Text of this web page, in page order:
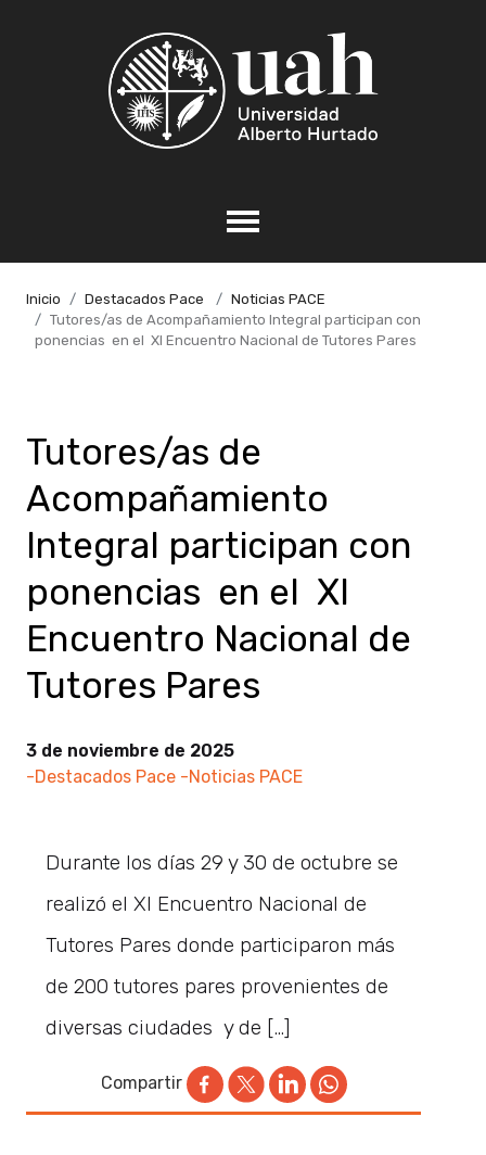
Inicio Destacados Pace
Noticias PACE
Tutores/as de Acompañamiento Integral participan con
ponencias en el XI Encuentro Nacional de Tutores Pares
Tutores/as de
Acompañamiento
Integral participan con
ponencias en el XI
Encuentro Nacional de
Tutores Pares
3 de noviembre de 2025
-Destacados Pace -Noticias PACE
Durante los días 29 y 30 de octubre se
realizó el XI Encuentro Nacional de
Tutores Pares donde participaron más
de 200 tutores pares provenientes de
diversas ciudades y de […]
Compartir